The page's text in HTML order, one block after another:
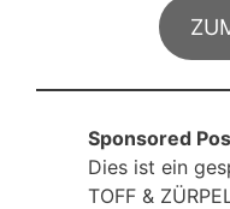
Sponsored
Dies ist ein
TOFF &